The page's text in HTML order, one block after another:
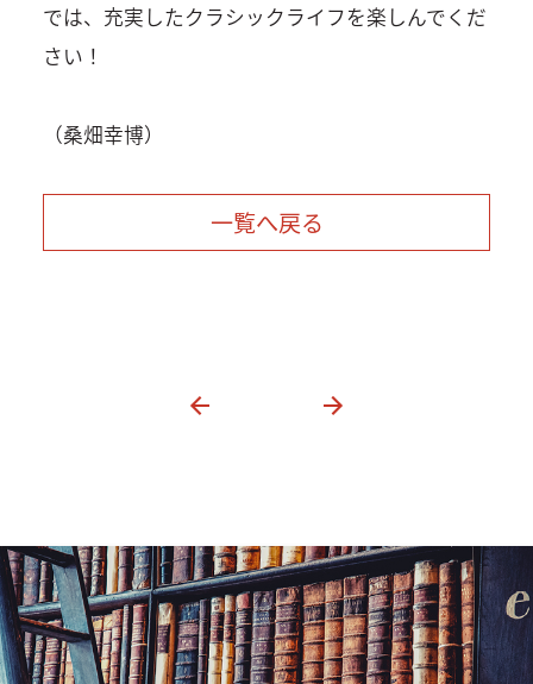
では、充実したクラシックライフを楽しんでくだ
さい！
（桑畑幸博）
一覧へ戻る